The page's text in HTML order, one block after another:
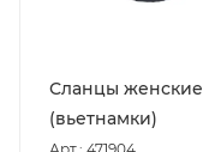
Сланцы женские
(вьетнамки)